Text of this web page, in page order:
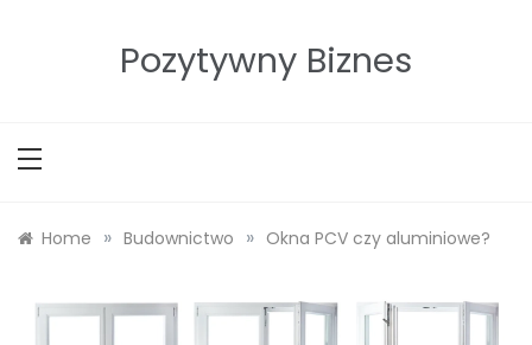
Pozytywny Biznes
Home » Budownictwo » Okna PCV czy aluminiowe?